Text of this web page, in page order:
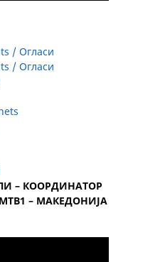
/ Огласи
/ Огласи
– КООРДИНАТОР
– МАКЕДОНИЈА